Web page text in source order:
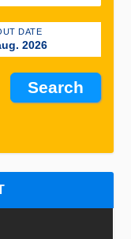
DATE
2026